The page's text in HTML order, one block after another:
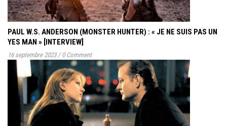
PAUL W.S. ANDERSON (MONSTER HUNTER) : « JE NE SUIS PAS UN
YES MAN » [INTERVIEW]
16 septembre 2023 / 0 Comment